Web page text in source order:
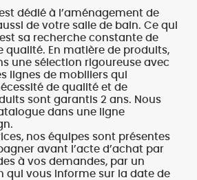
est dédié à l’aménagement de
de votre salle de bain. Ce qui
sa recherche constante de
qualité. En matière de produits,
une sélection rigoureuse avec
lignes de mobiliers qui
de qualité et de
sont garantis 2 ans. Nous
dans une ligne
nos équipes sont présentes
avant l’acte d’achat par
à vos demandes, par un
qui vous informe sur la date de